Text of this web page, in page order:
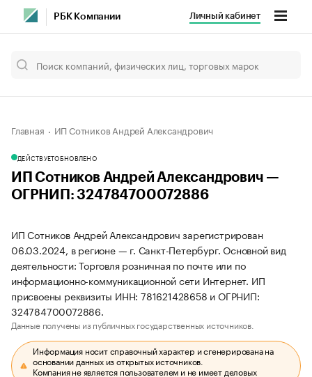
РБК Компании Личный кабинет
Главная ИП Сотников Андрей Александрович
ДЕЙСТВУЕТОБНОВЛЕНО
ИП Сотников Андрей Александрович —
ОГРНИП: 324784700072886
ИП Сотников Андрей Александрович зарегистрирован
06.03.2024, в регионе — г. Санкт-Петербург. Основной вид
деятельности: Торговля розничная по почте или по
информационно-коммуникационной сети Интернет. ИП
присвоены реквизиты ИНН: 781621428658 и ОГРНИП:
324784700072886.
Данные получены из публичных государственных источников.
Информация носит справочный характер и сгенерирована на
основании данных из открытых источников.
Компания не является пользователем и не имеет деловых